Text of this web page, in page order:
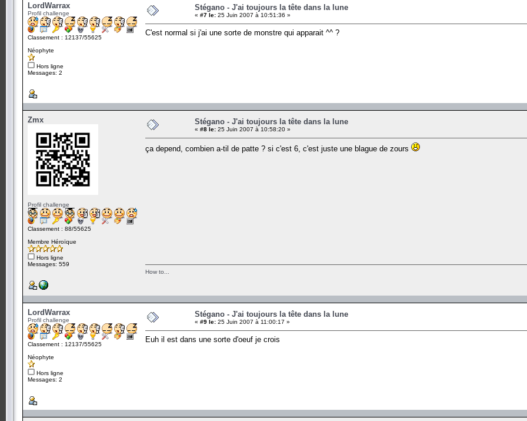
LordWarrax
Profil challenge
Classement : 12137/55625
Néophyte
Hors ligne
Messages: 2
Stégano - J'ai toujours la tête dans la lune
« #7 le: 25 Juin 2007 à 10:51:36 »
C'est normal si j'ai une sorte de monstre qui apparait ^^ ?
Zmx
Profil challenge
Classement : 88/55625
Membre Héroïque
Hors ligne
Messages: 559
Stégano - J'ai toujours la tête dans la lune
« #8 le: 25 Juin 2007 à 10:58:20 »
ça depend, combien a-til de patte ? si c'est 6, c'est juste une blague de zours
How to...
LordWarrax
Profil challenge
Classement : 12137/55625
Néophyte
Hors ligne
Messages: 2
Stégano - J'ai toujours la tête dans la lune
« #9 le: 25 Juin 2007 à 11:00:17 »
Euh il est dans une sorte d'oeuf je crois